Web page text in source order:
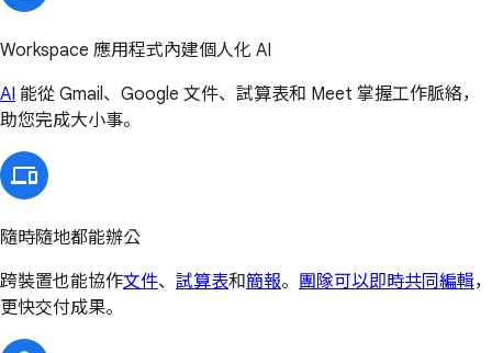
Workspace 應用程式內建個人化 AI
AI 能從 Gmail、Google 文件、試算表和 Meet 掌握工作脈絡，
助您完成大小事。
隨時隨地都能辦公
跨裝置也能協作文件、 試算表和簡報。 團隊可以即時共同編輯，
更快交付成果。